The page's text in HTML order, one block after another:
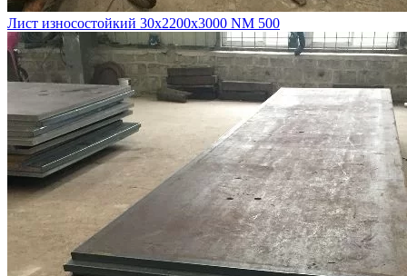
Лист износостойкий 30х2200х3000 NM 500